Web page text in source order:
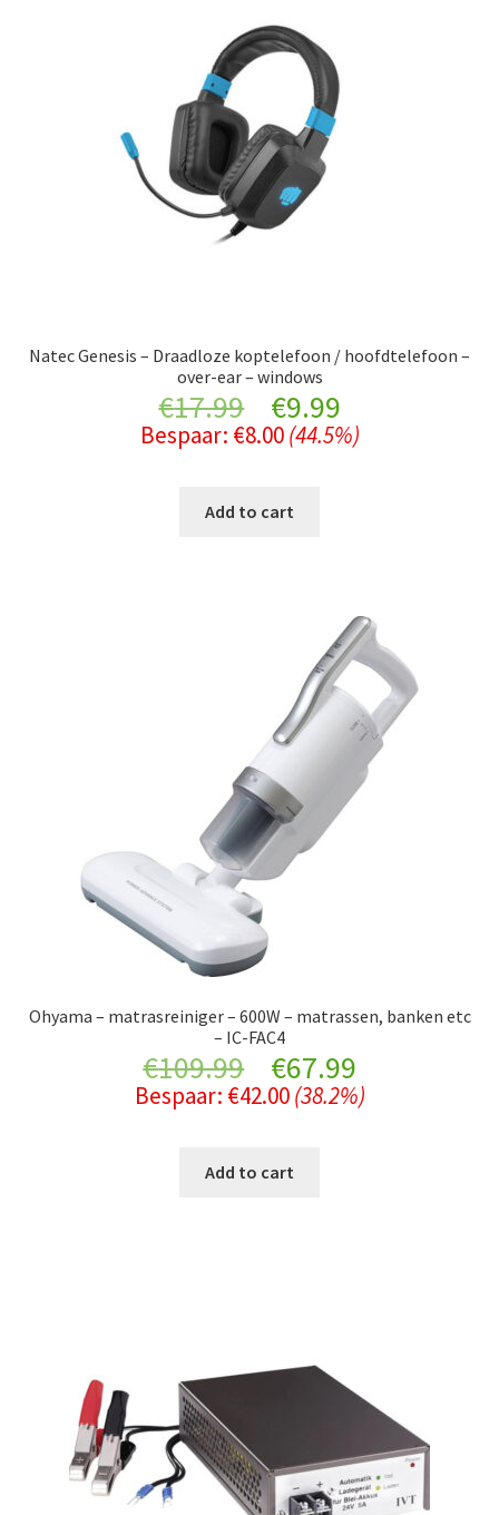
Natec Genesis – Draadloze koptelefoon / hoofdtelefoon –
over-ear – windows
€17.99
Original
price
was:
€9.99Current
price
Bespaar: €8.00 (44.5%)
Add to cart
Ohyama – matrasreiniger – 600W – matrassen, banken etc
– IC-FAC4
€109.99
Original
price
was:
€67.99Current
price
Bespaar: €42.00 (38.2%)
Add to cart